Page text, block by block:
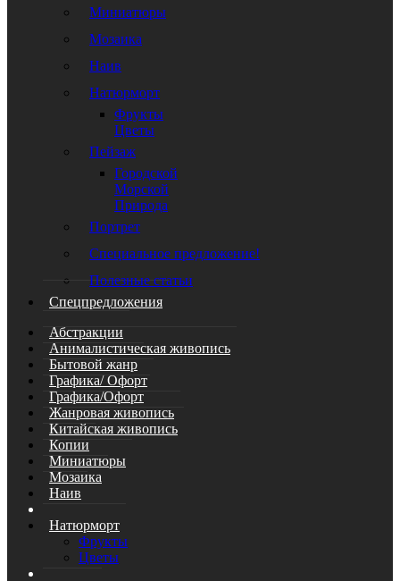
Миниатюры
Мозаика
Наив
Натюрморт
Фрукты
Цветы
Пейзаж
Городской
Морской
Природа
Портрет
Специальное предложение!
Полезные статьи
Спецпредложения
Абстракции
Анималистическая живопись
Бытовой жанр
Графика/ Офорт
Графика/Офорт
Жанровая живопись
Китайская живопись
Копии
Миниатюры
Мозаика
Наив
Натюрморт
Фрукты
Цветы